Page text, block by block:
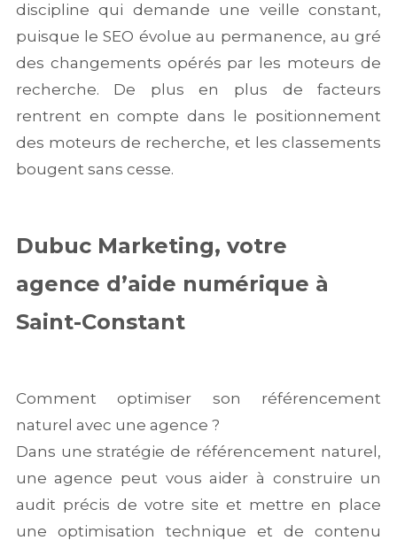
discipline qui demande une veille constant,
puisque le SEO évolue au permanence, au gré
des changements opérés par les moteurs de
recherche. De plus en plus de facteurs
rentrent en compte dans le positionnement
des moteurs de recherche, et les classements
bougent sans cesse.
Dubuc Marketing, votre
agence d’aide numérique à
Saint-Constant
Comment optimiser son référencement
naturel avec une agence ?
Dans une stratégie de référencement naturel,
une agence peut vous aider à construire un
audit précis de votre site et mettre en place
une optimisation technique et de contenu